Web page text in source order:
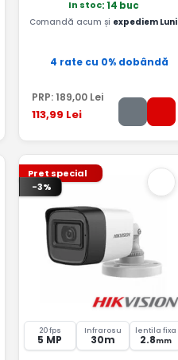
In stoc: 14 buc
Comandă acum și expediem Luni
4 rate cu 0% dobândă
PRP: 189,00Lei
113,99 Lei
Pret special
-3%
20 fps
5 MP
Infrarosu
30m
lentila fixa
2.8mm